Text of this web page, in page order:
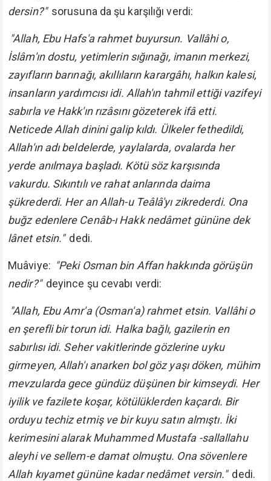
dersin?" sorusuna da şu karşılığı verdi:
"Allah, Ebu Hafs'a rahmet buyursun. Vallâhi o,
İslâm'ın dostu, yetimlerin sığınağı, imanın merkezi,
zayıfların barınağı, akıllıların karargâhı, halkın kalesi,
insanların yardımcısı idi. Allah'ın tahmil ettiği vazifeyi
sabırla ve Hakk'ın rızâsını gözeterek ifâ etti.
Neticede Allah dinini galip kıldı. Ülkeler fethedildi,
Allah'ın adı beldelerde, yaylalarda, ovalarda her
yerde anılmaya başladı. Kötü söz karşısında
vakurdu. Sıkıntılı ve rahat anlarında daima
şükrederdi. Her an Allah-u Teâlâ'yı zikrederdi. Ona
buğz edenlere Cenâb-ı Hakk nedâmet gününe dek
lânet etsin." dedi.
Muâviye: "Peki Osman bin Affan hakkında görüşün
nedir?" deyince şu cevabı verdi:
"Allah, Ebu Amr'a (Osman'a) rahmet etsin. Vallâhi o
en şerefli bir torun idi. Halka bağlı, gazilerin en
sabırlısı idi. Seher vakitlerinde gözlerine uyku
girmeyen, Allah'ı anarken bol göz yaşı döken, mühim
mevzularda gece gündüz düşünen bir kimseydi. Her
iyilik ve fazilete koşar, kötülüklerden kaçardı. Bir
orduyu techiz etmiş ve bir kuyu satın almıştı. İki
kerimesini alarak Muhammed Mustafa -sallallahu
aleyhi ve sellem-e damat olmuştu. Ona sövenlere
Allah kıyamet gününe kadar nedâmet versin." dedi.